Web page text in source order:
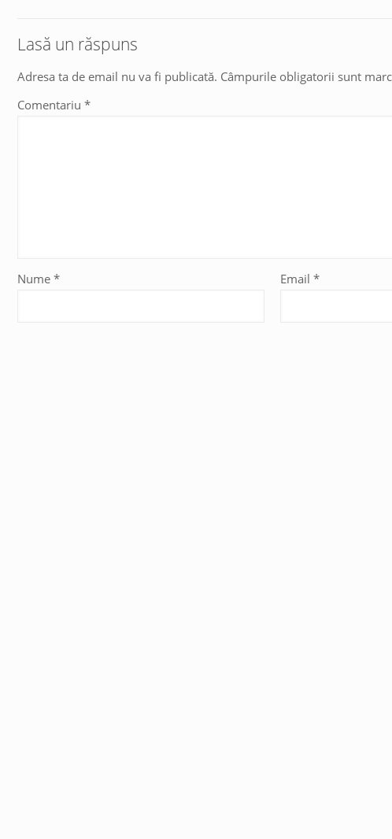
Lasă un răspuns
Adresa ta de email nu va fi publicată. Câmpurile obligatorii sunt
Comentariu *
Nume * Email*